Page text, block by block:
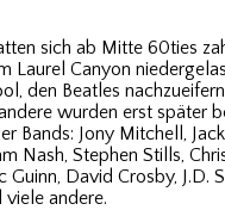
sich ab Mitte 60ties
Laurel Canyon
den Beatles
wurden erst später
Bands: Jony Mitchell,
Nash, Stephen Stills,
David Crosby, J.D.
andere.